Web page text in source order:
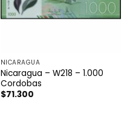
NICARAGUA
Nicaragua – W218 – 1.000
Cordobas
$71.300